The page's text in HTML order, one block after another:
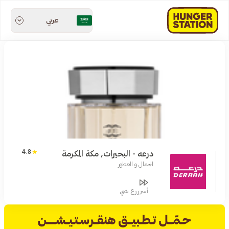
عربي
درعه - البحيرات, مكة المكرمة
الجمال و العطور
4.8
أسرررع شي